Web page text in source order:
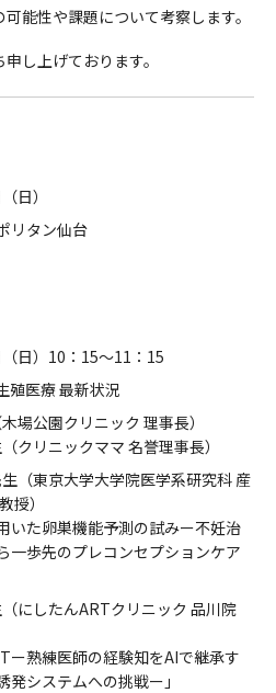
能性や課題について考察します。
し上げております。
日）
リタン仙台
日）10：15～11：15
殖医療 最新状況
場公園クリニック 理事長）
クリニックママ 名誉理事長）
（東京大学大学院医学系研究科 産
授）
いた卵巣機能予測の試みー不妊治
一歩先のプレコンセプションケア
にしたんARTクリニック 品川院
ー熟練医師の経験知をAIで継承す
発システムへの挑戦ー」